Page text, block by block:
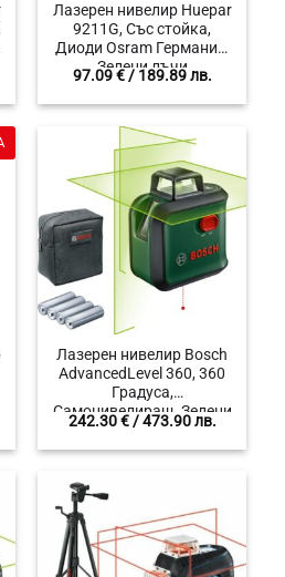
Лазерен нивелир Huepar
9211G, Със стойка,
Диоди Osram Германия,
Зелени лъчи
97.09€/ 189.89 лв.
Лазерен нивелир Bosch
AdvancedLevel 360, 360
Градуса,
Самонивелиращ, Зелени
линии, Включени
аксесоари
242.30€/ 473.90 лв.